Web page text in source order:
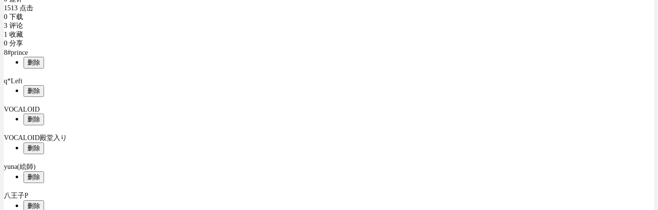
1513 点击
0 下载
3 评论
1 收藏
0 分享
8#prince
删除
q*Left
删除
VOCALOID
删除
VOCALOID殿堂入り
删除
yuna(絵師)
删除
八王子P
删除